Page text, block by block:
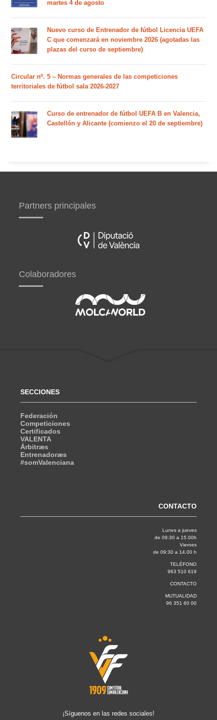
martes 4 de agosto
Nuevo curso de Entrenador de fútbol Licencia UEFA
C que comenzará en noviembre 2026 (agotadas las
plazas del curso de septiembre)
Circular nº. 5 – Normas generales de las competiciones
territoriales de fútbol sala 2026-2027
Curso de entrenador de fútbol UEFA B en Valencia,
Castellón y Alicante (comienzo el 20 de septiembre)
Partners principales
Colaboradores
SECCIONES
Federación
Competiciones
Certificados
VALENTA
Árbitræs
Entrenadoræs
#somValenciana
CONTACTO
Lunes a jueves
de 09:30 a 15.00h
Viernes
de 09:30 a 14.00 h
TELÉFONO
963 510 619
CONTACTO
MUTUALIDAD
96 351 60 00
¡Síguenos en las redes sociales!